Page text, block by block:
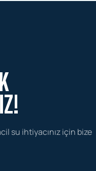
su ihtiyacınız için bize